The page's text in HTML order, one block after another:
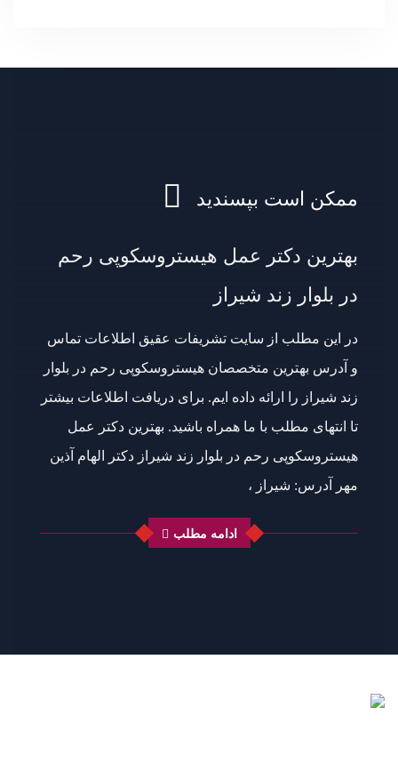
ممکن است بپسندید
بهترین دکتر عمل هیستروسکوپی رحم
در بلوار زند شیراز
در این مطلب از سایت تشریفات عقیق اطلاعات تماس
و آدرس بهترین متخصصان هیستروسکوپی رحم در بلوار
زند شیراز را ارائه داده ایم. برای دریافت اطلاعات بیشتر
تا انتهای مطلب با ما همراه باشید. بهترین دکتر عمل
هیستروسکوپی رحم در بلوار زند شیراز دکتر الهام آذین
مهر آدرس: شیراز ،
ادامه مطلب